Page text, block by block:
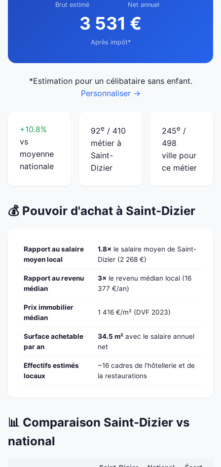
Brut estimé Net annuel
3 531 €
Après impôt*
*Estimation pour un célibataire sans enfant.
Personnaliser →
+10.8%
vs
moyenne
nationale
92e / 410
métier à
Saint-
Dizier
245e /
498
ville pour
ce métier
💰 Pouvoir d'achat à Saint-Dizier
Rapport au salaire
moyen local
1.8× le salaire moyen de Saint-
Dizier (2 268 €)
Rapport au revenu
médian
3× le revenu médian local (16
377 €/an)
Prix immobilier
médian
1 416 €/m² (DVF 2023)
Surface achetable
par an
34.5 m² avec le salaire annuel
net
Effectifs estimés
locaux
~16 cadres de l'hôtellerie et de
la restaurations
📊 Comparaison Saint-Dizier vs
national